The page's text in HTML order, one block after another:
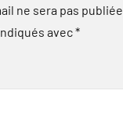
ne sera pas publiée.
avec*